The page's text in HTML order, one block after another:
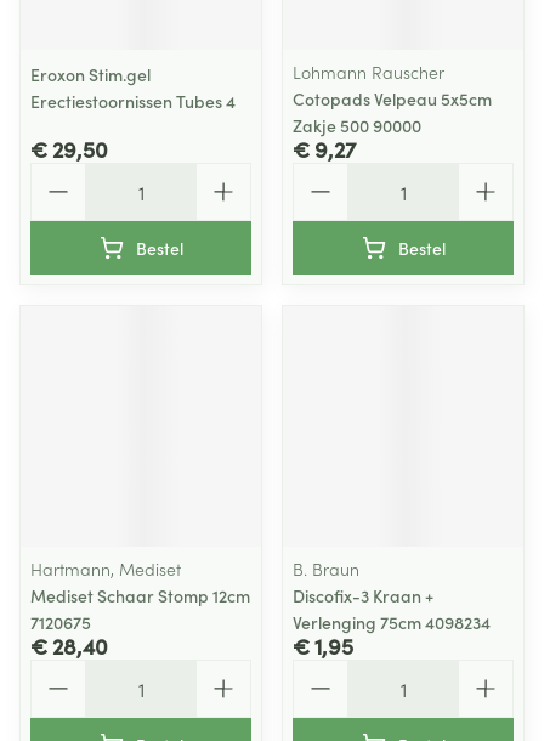
Eroxon Stim.gel
Erectiestoornissen Tubes 4
€ 29,50
Bestel
Lohmann Rauscher
Cotopads Velpeau 5x5cm
Zakje 500 90000
€ 9,27
Bestel
Hartmann, Mediset
Mediset Schaar Stomp 12cm
7120675
€ 28,40
B. Braun
Discofix-3 Kraan +
Verlenging 75cm 4098234
€ 1,95